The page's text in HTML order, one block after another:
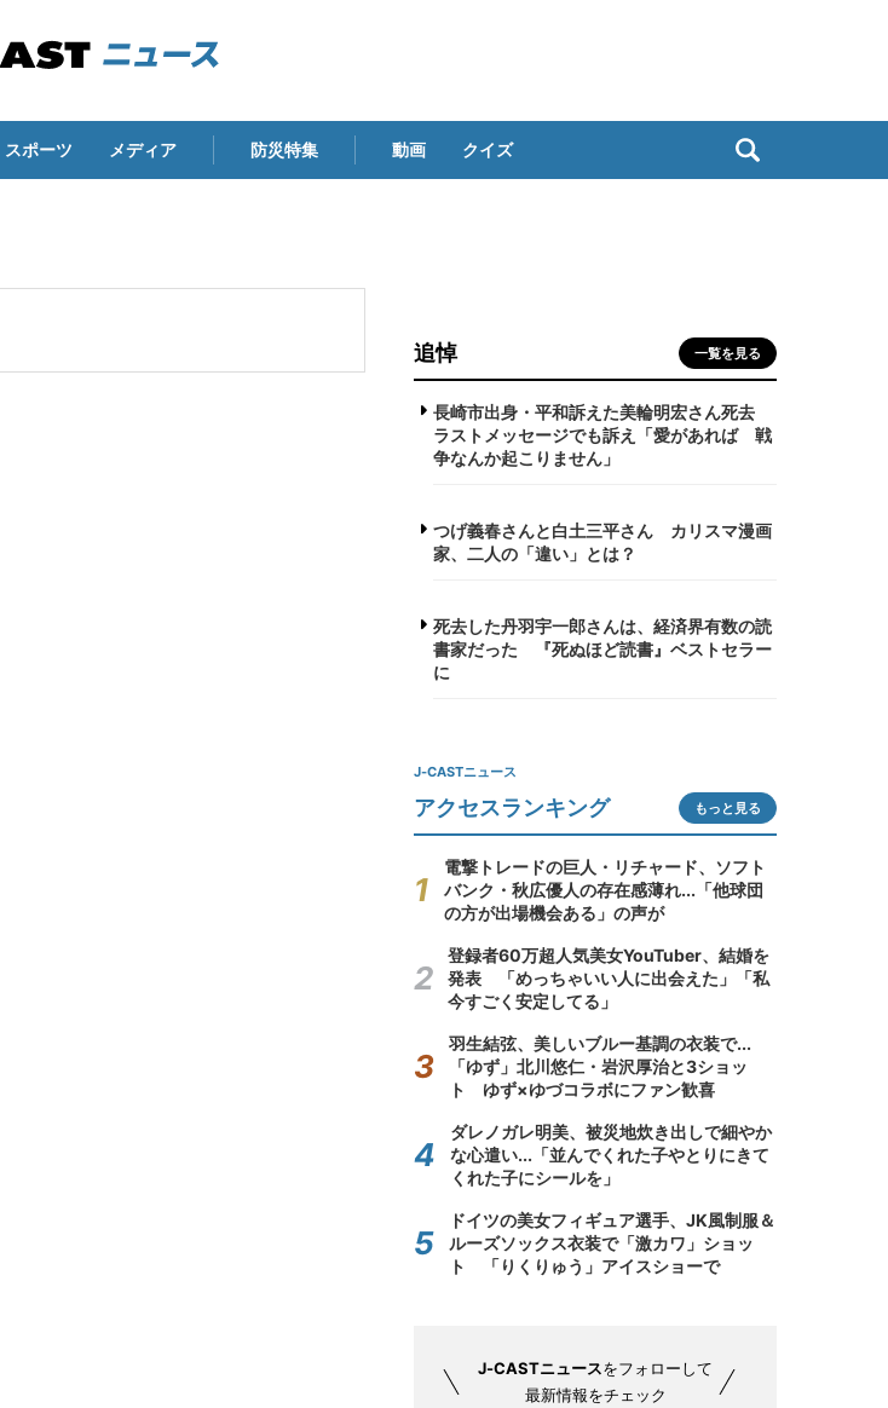
スポーツ メディア 防災特集 動画 クイズ
追悼 一覧を見る
長崎市出身・平和訴えた美輪明宏さん死去
ラストメッセージでも訴え「愛があれば 戦
争なんか起こりません」
つげ義春さんと白土三平さん カリスマ漫画
家、二人の「違い」とは？
死去した丹羽宇一郎さんは、経済界有数の読
書家だった 『死ぬほど読書』ベストセラー
に
J-CASTニュース
アクセスランキング もっと見る
電撃トレードの巨人・リチャード、ソフト
バンク・秋広優人の存在感薄れ...「他球団
の方が出場機会ある」の声が
登録者60万超人気美女YouTuber、結婚を
発表 「めっちゃいい人に出会えた」「私
今すごく安定してる」
羽生結弦、美しいブルー基調の衣装で...
「ゆず」北川悠仁・岩沢厚治と3ショッ
ト ゆず×ゆづコラボにファン歓喜
ダレノガレ明美、被災地炊き出しで細やか
な心遣い...「並んでくれた子やとりにきて
くれた子にシールを」
ドイツの美女フィギュア選手、JK風制服＆
ルーズソックス衣装で「激カワ」ショッ
ト 「りくりゅう」アイスショーで
J-CASTニュースをフォローして
最新情報をチェック